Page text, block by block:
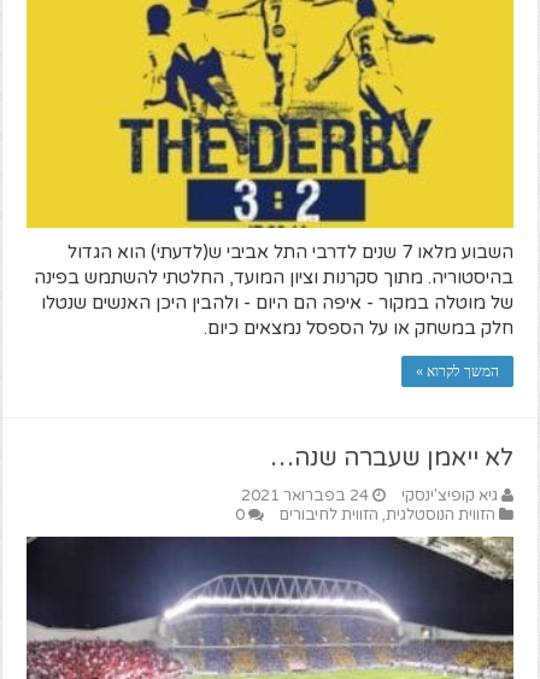
השבוע מלאו 7 שנים לדרבי התל אביבי ש(לדעתי) הוא הגדול
בהיסטוריה. מתוך סקרנות וציון המועד, החלטתי להשתמש בפינה
של מוטלה במקור - איפה הם היום - ולהבין היכן האנשים שנטלו
חלק במשחק או על הספסל נמצאים כיום.
המשך לקרוא »
לא ייאמן שעברה שנה…
גיא קופיצ'ינסקי
24 בפברואר 2021
הזווית הנוסטלגית, הזווית לחיבורים 0